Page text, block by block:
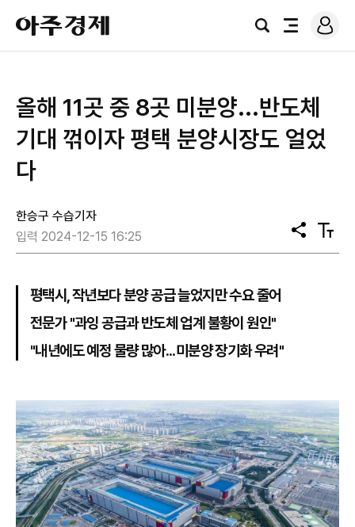
아
주
경
검
전
로
그
올해 11곳 중 8곳 미분양...반도체
기대 꺾이자 평택 분양시장도 얼었
다
한승구 수습기자
입력 2024-12-15 16:25
공
유
텍
스
평택시, 작년보다 분양 공급 늘었지만 수요 줄어
전문가 "과잉 공급과 반도체 업계 불황이 원인"
"내년에도 예정 물량 많아...미분양 장기화 우려"